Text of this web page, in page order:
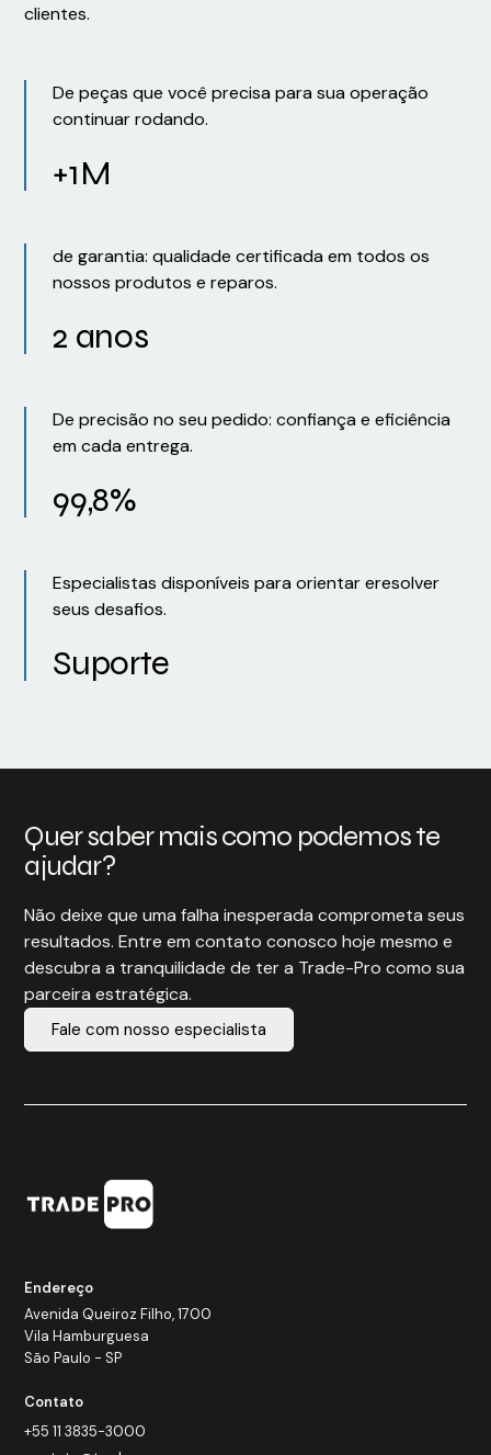
clientes.
De peças que você precisa para sua operação
continuar rodando.
+1M
de garantia: qualidade certificada em todos os
nossos produtos e reparos.
2 anos
De precisão no seu pedido: confiança e eficiência
em cada entrega.
99,8%
Especialistas disponíveis para orientar eresolver
seus desafios.
Suporte
Quer saber mais como podemos te
ajudar?
Não deixe que uma falha inesperada comprometa seus
resultados. Entre em contato conosco hoje mesmo e
descubra a tranquilidade de ter a Trade-Pro como sua
parceira estratégica.
Fale com nosso especialista
Endereço
Avenida Queiroz Filho, 1700
Vila Hamburguesa
São Paulo - SP
Contato
+55 11 3835-3000